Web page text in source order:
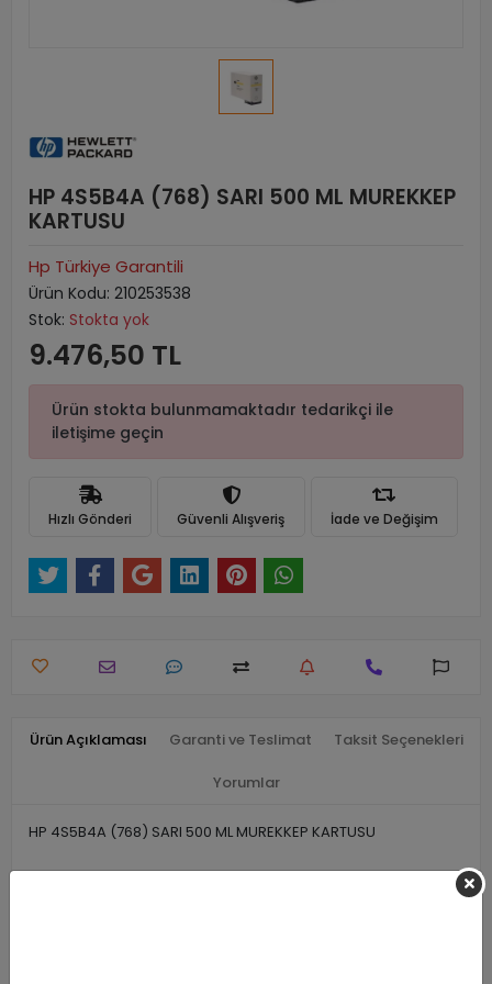
HP 4S5B4A (768) SARI 500 ML MUREKKEP
KARTUSU
Hp Türkiye Garantili
Ürün Kodu: 210253538
Stok: Stokta yok
9.476,50 TL
Ürün stokta bulunmamaktadır tedarikçi ile
iletişime geçin
Hızlı Gönderi Güvenli Alışveriş İade ve Değişim
Ürün Açıklaması Garanti ve Teslimat Taksit Seçenekleri
Yorumlar
HP 4S5B4A (768) SARI 500 ML MUREKKEP KARTUSU